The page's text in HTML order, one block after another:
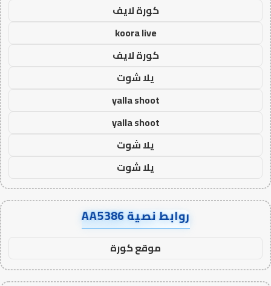
كورة لايف
koora live
كورة لايف
يلا شوت
yalla shoot
yalla shoot
يلا شوت
يلا شوت
روابط نصية AA5386
موقع كورة